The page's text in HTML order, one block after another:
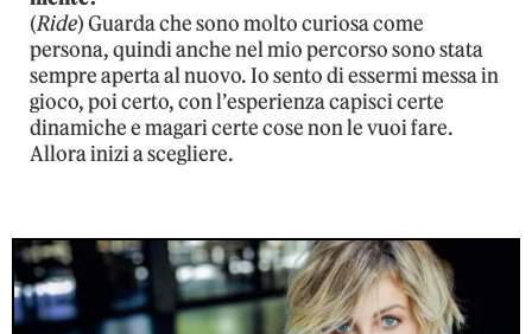
(Ride) Guarda che sono molto curiosa come
persona, quindi anche nel mio percorso sono stata
sempre aperta al nuovo. Io sento di essermi messa in
gioco, poi certo, con l’esperienza capisci certe
dinamiche e magari certe cose non le vuoi fare.
Allora inizi a scegliere.